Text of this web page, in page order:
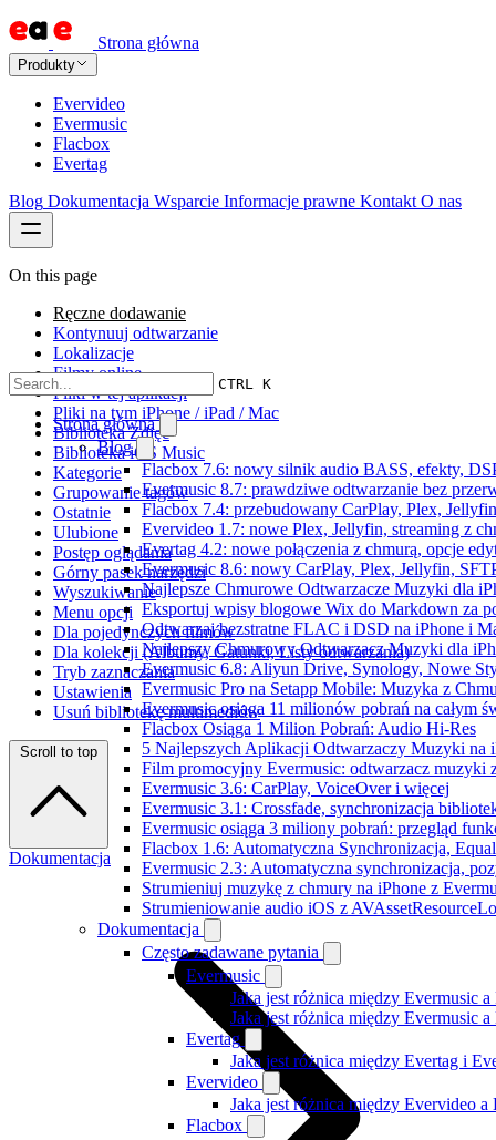
Strona główna
Produkty
Evervideo
Evermusic
Flacbox
Evertag
Blog Dokumentacja Wsparcie Informacje prawne Kontakt O nas
CTRL K
Strona główna
Blog
Flacbox 7.6: nowy silnik audio BASS, efekty,
Evermusic 8.7: prawdziwe odtwarzanie bez
Flacbox 7.4: przebudowany CarPlay, Plex,
Evervideo 1.7: nowe Plex, Jellyfin, streaming z
Evertag 4.2: nowe połączenia z chmurą, opcje
Evermusic 8.6: nowy CarPlay, Plex, Jellyfin,
Najlepsze Chmurowe Odtwarzacze Muzyki dla
Eksportuj wpisy blogowe Wix do Markdown za
Odtwarzaj bezstratne FLAC i DSD na iPhone i
Najlepszy Chmurowy Odtwarzacz Muzyki dla
Evermusic 6.8: Aliyun Drive, Synology, Nowe
Evermusic Pro na Setapp Mobile: Muzyka z
Evermusic osiąga 11 milionów pobrań na całym
Flacbox Osiąga 1 Milion Pobrań: Audio Hi-Res
5 Najlepszych Aplikacji Odtwarzaczy Muzyki na
Film promocyjny Evermusic: odtwarzacz muzyki
Evermusic 3.6: CarPlay, VoiceOver i więcej
Evermusic 3.1: Crossfade, synchronizacja
Evermusic osiąga 3 miliony pobrań: przegląd
Flacbox 1.6: Automatyczna Synchronizacja,
Evermusic 2.3: Automatyczna synchronizacja,
Strumieniuj muzykę z chmury na iPhone z
Strumieniowanie audio iOS z
Dokumentacja
Często zadawane pytania
Evermusic
Jaka jest różnica między Evermusic
Jaka jest różnica między Evermusic
Evertag
Jaka jest różnica między Evertag i
Evervideo
Jaka jest różnica między Evervideo a
Flacbox
On this page
Ręczne dodawanie
Kontynuuj odtwarzanie
Lokalizacje
Filmy online
Pliki w tej aplikacji
Pliki na tym iPhone / iPad / Mac
Biblioteka Zdjęć
Biblioteka iOS Music
Kategorie
Grupowanie tagów
Ostatnie
Ulubione
Postęp oglądania
Górny pasek narzędzi
Wyszukiwanie
Menu opcji
Dla pojedynczych filmów
Dla kolekcji (Albumy, Gatunki, Listy odtwarzania)
Tryb zaznaczania
Ustawienia
Usuń bibliotekę multimediów
Scroll to top
Dokumentacja